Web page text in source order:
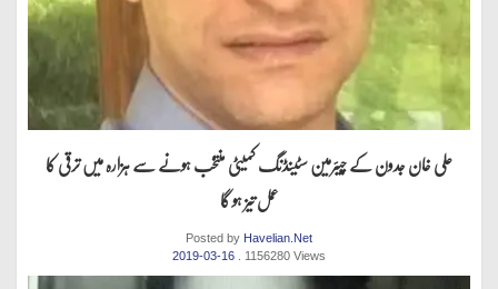
علی خان جدون کے چیئرمین سٹینڈنگ کمیٹی منتخب ہونے سے ہزارہ میں ترقی کا
عمل تیز ہو گا
Posted by Havelian.Net
2019-03-16
. 1156280 Views